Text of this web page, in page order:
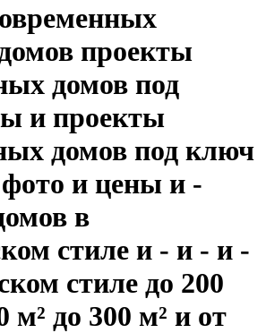
проекты
домов под
и проекты
домов под ключ
и цены и -
в
стиле и - и - и -
стиле до 200
м² до 300 м² и от